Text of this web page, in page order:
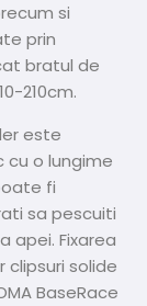
si
prin
bratul de
210cm.
este
o lungime
fi
sa pescuiti
apei. Fixarea
clipsuri solide
BaseRace